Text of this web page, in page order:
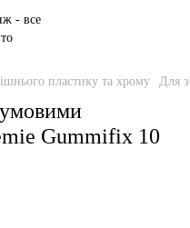
пластику та хрому Для
Gummifix 10